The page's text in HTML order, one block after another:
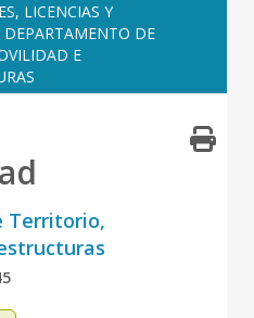
Mapa web
Ayuda
LICENCIAS Y
DEPARTAMENTO DE
E
Territorio,